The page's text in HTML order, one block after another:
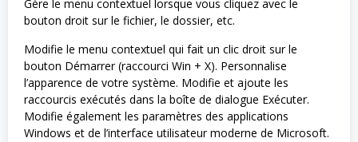
Gère le menu contextuel lorsque vous cliquez avec le
bouton droit sur le fichier, le dossier, etc.
Modifie le menu contextuel qui fait un clic droit sur le
bouton Démarrer (raccourci Win + X). Personnalise
l’apparence de votre système. Modifie et ajoute les
raccourcis exécutés dans la boîte de dialogue Exécuter.
Modifie également les paramètres des applications
Windows et de l’interface utilisateur moderne de Microsoft.